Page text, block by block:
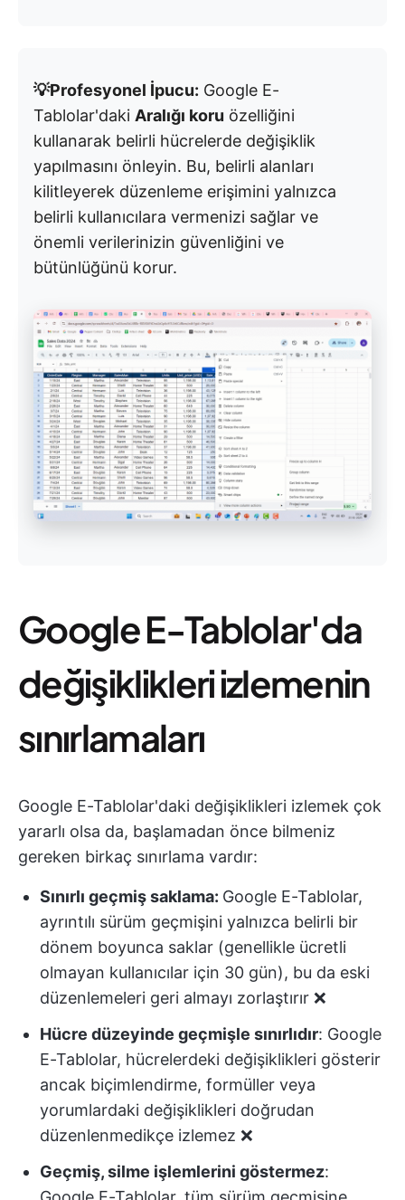
💡Profesyonel İpucu: Google E-
Tablolar'daki Aralığı koru özelliğini
kullanarak belirli hücrelerde değişiklik
yapılmasını önleyin. Bu, belirli alanları
kilitleyerek düzenleme erişimini yalnızca
belirli kullanıcılara vermenizi sağlar ve
önemli verilerinizin güvenliğini ve
bütünlüğünü korur.
Google E-Tablolar'da
değişiklikleri izlemenin
sınırlamaları
Google E-Tablolar'daki değişiklikleri izlemek çok
yararlı olsa da, başlamadan önce bilmeniz
gereken birkaç sınırlama vardır:
Sınırlı geçmiş saklama: Google E-Tablolar,
ayrıntılı sürüm geçmişini yalnızca belirli bir
dönem boyunca saklar (genellikle ücretli
olmayan kullanıcılar için 30 gün), bu da eski
düzenlemeleri geri almayı zorlaştırır ❌
Hücre düzeyinde geçmişle sınırlıdır: Google
E-Tablolar, hücrelerdeki değişiklikleri gösterir
ancak biçimlendirme, formüller veya
yorumlardaki değişiklikleri doğrudan
düzenlenmedikçe izlemez ❌
Geçmiş, silme işlemlerini göstermez: